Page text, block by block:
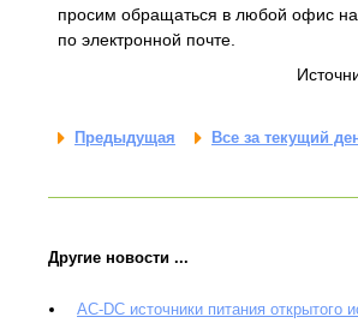
просим обращаться в любой офис
по электронной почте.
Предыдущая Все за текущий
Другие новости ...
AC-DC источники питания открытого